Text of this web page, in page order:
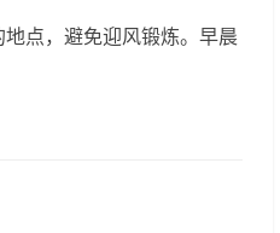
点，避免迎风锻炼。早晨